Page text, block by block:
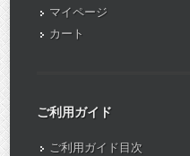
マイページ
カート
ご利用ガイド
ご利用ガイド目次